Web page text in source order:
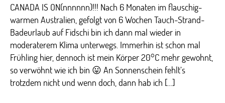
CANADA IS ON(nnnnnn)!!! Nach 6 Monaten im flauschig-
warmen Australien, gefolgt von 6 Wochen Tauch-Strand-
Badeurlaub auf Fidschi bin ich dann mal wieder in
moderaterem Klima unterwegs. Immerhin ist schon mal
Frühling hier, dennoch ist mein Körper 20°C mehr gewohnt,
so verwöhnt wie ich bin 😛 An Sonnenschein fehlt’s
trotzdem nicht und wenn doch, dann hab ich […]